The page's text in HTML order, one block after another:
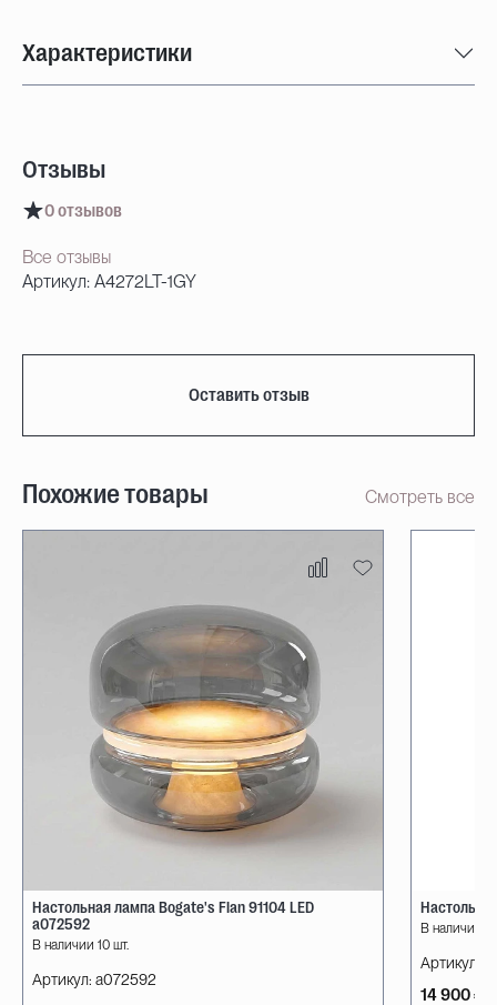
Характеристики
Отзывы
0 отзывов
Все отзывы
Артикул: A4272LT-1GY
Оставить отзыв
Похожие товары Смотреть все
Настольная лампа Bogate's Flan 91104 LED
a072592
В наличии 10 шт.
Артикул: a072592
В наличии
Артикул:
14 900 ₽